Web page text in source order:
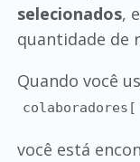
selecionados,
quantidade de
Quando você
você está